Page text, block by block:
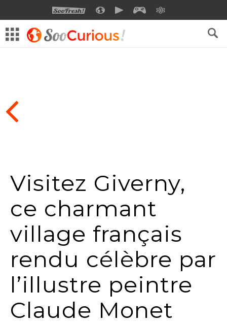
SOOFRESHSOOCURIOUSSOOMOTIONSOOGEEK
Visitez Giverny,
ce charmant
village français
rendu célèbre par
l’illustre peintre
Claude Monet